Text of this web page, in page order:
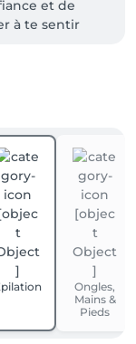
et de
à te sentir
notre
stress à
voyage vers la
Ongles,
Mains &
Pieds